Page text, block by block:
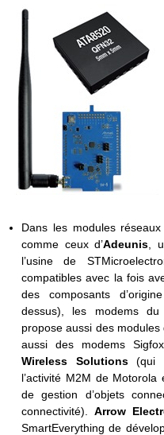
Dans les modules
comme ceux d’Adeunis ,
l’usine de
compatibles avec la fois
des composants
dessus), les modems du
propose aussi des
aussi des modems
Wireless Solutions(qui
l’activité M2M de
de gestion d’objets
connectivité).Arrow
SmartEverything de